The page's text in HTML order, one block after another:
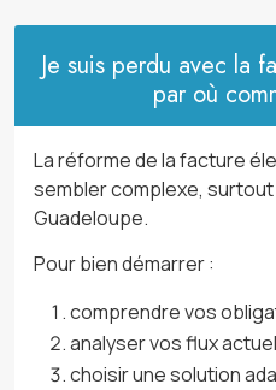
Je suis perdu avec la
par où
La réforme de la facture
sembler complexe, surtout
Guadeloupe.
Pour bien démarrer :
comprendre vos
analyser vos flux
choisir une solution